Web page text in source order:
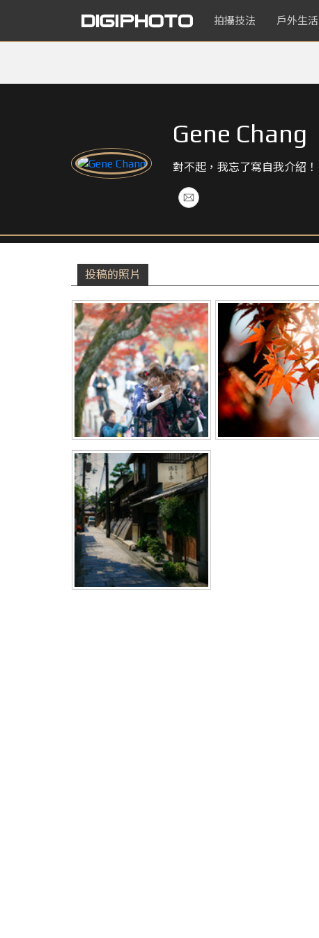
拍攝技法 戶外生活
Gene Chang
對不起，我忘了寫自我介紹！
投稿的照片